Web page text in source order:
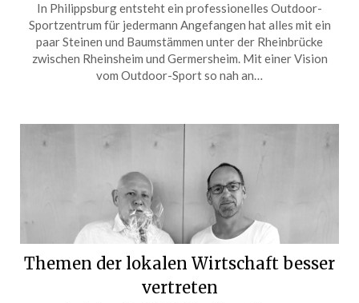
In Philippsburg entsteht ein professionelles Outdoor-
Sportzentrum für jedermann Angefangen hat alles mit ein
paar Steinen und Baumstämmen unter der Rheinbrücke
zwischen Rheinsheim und Germersheim. Mit einer Vision
vom Outdoor-Sport so nah an…
Themen der lokalen Wirtschaft besser
vertreten